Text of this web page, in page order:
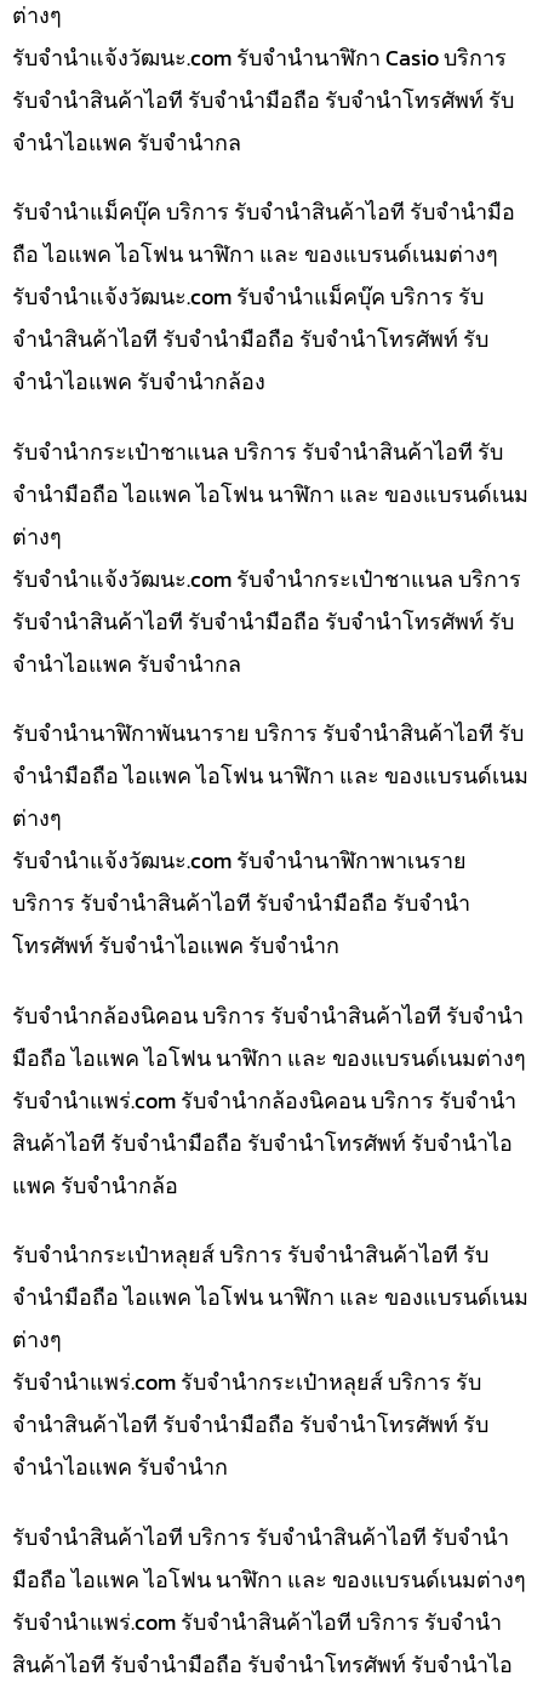
ต่างๆ
รับจํานําแจ้งวัฒนะ.com รับจำนำนาฬิกา Casio บริการ
รับจำนำสินค้าไอที รับจำนำมือถือ รับจำนำโทรศัพท์ รับ
จำนำไอแพค รับจำนำกล
รับจำนำแม็คบุ๊ค บริการ รับจำนำสินค้าไอที รับจำนำมือ
ถือ ไอแพค ไอโฟน นาฬิกา และ ของแบรนด์เนมต่างๆ
รับจํานําแจ้งวัฒนะ.com รับจำนำแม็คบุ๊ค บริการ รับ
จำนำสินค้าไอที รับจำนำมือถือ รับจำนำโทรศัพท์ รับ
จำนำไอแพค รับจำนำกล้อง
รับจำนำกระเป๋าชาแนล บริการ รับจำนำสินค้าไอที รับ
จำนำมือถือ ไอแพค ไอโฟน นาฬิกา และ ของแบรนด์เนม
ต่างๆ
รับจํานําแจ้งวัฒนะ.com รับจำนำกระเป๋าชาแนล บริการ
รับจำนำสินค้าไอที รับจำนำมือถือ รับจำนำโทรศัพท์ รับ
จำนำไอแพค รับจำนำกล
รับจำนำนาฬิกาพันนาราย บริการ รับจำนำสินค้าไอที รับ
จำนำมือถือ ไอแพค ไอโฟน นาฬิกา และ ของแบรนด์เนม
ต่างๆ
รับจํานําแจ้งวัฒนะ.com รับจำนำนาฬิกาพาเนราย
บริการ รับจำนำสินค้าไอที รับจำนำมือถือ รับจำนำ
โทรศัพท์ รับจำนำไอแพค รับจำนำก
รับจำนำกล้องนิคอน บริการ รับจำนำสินค้าไอที รับจำนำ
มือถือ ไอแพค ไอโฟน นาฬิกา และ ของแบรนด์เนมต่างๆ
รับจํานําแพร่.com รับจำนำกล้องนิคอน บริการ รับจำนำ
สินค้าไอที รับจำนำมือถือ รับจำนำโทรศัพท์ รับจำนำไอ
แพค รับจำนำกล้อ
รับจำนำกระเป๋าหลุยส์ บริการ รับจำนำสินค้าไอที รับ
จำนำมือถือ ไอแพค ไอโฟน นาฬิกา และ ของแบรนด์เนม
ต่างๆ
รับจํานําแพร่.com รับจำนำกระเป๋าหลุยส์ บริการ รับ
จำนำสินค้าไอที รับจำนำมือถือ รับจำนำโทรศัพท์ รับ
จำนำไอแพค รับจำนำก
รับจำนำสินค้าไอที บริการ รับจำนำสินค้าไอที รับจำนำ
มือถือ ไอแพค ไอโฟน นาฬิกา และ ของแบรนด์เนมต่างๆ
รับจํานําแพร่.com รับจำนำสินค้าไอที บริการ รับจำนำ
สินค้าไอที รับจำนำมือถือ รับจำนำโทรศัพท์ รับจำนำไอ